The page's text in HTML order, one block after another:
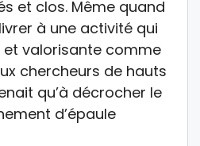
et clos. Même quand
à une activité qui
valorisante comme
chercheurs de hauts
qu’à décrocher le
d’épaule